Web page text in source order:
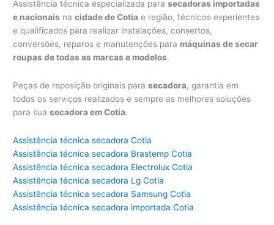
Assistência técnica especializada parasecadoras importadas
e nacionais nacidade de Cotia e região, técnicos experientes
e qualificados para realizar instalações, consertos,
conversões, reparos e manutenções para máquinas de secar
roupas de todas as marcas e modelos.
Peças de reposição originais parasecadora, garantia em
todos os serviços realizados e sempre as melhores soluções
para suasecadora em Cotia.
Assistência técnica secadora Cotia
Assistência técnica secadora Brastemp Cotia
Assistência técnica secadora Electrolux Cotia
Assistência técnica secadora Lg Cotia
Assistência técnica secadora Samsung Cotia
Assistência técnica secadora importada Cotia